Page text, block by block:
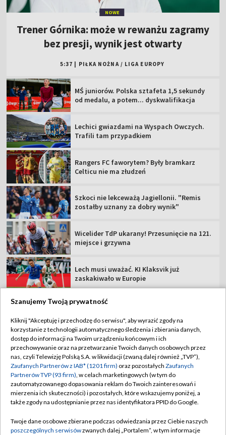
NOWE
Trener Górnika: może w rewanżu zagramy
bez presji, wynik jest otwarty
5:37 PIŁKA NOŻNA / LIGA EUROPY
MŚ juniorów. Polska sztafeta 1,5 sekundy
od medalu, a potem... dyskwalifikacja
Lechici gwiazdami na Wyspach Owczych.
Trafili tam przypadkiem
Rangers FC faworytem? Były bramkarz
Celticu nie ma złudzeń
Szkoci nie lekceważą Jagiellonii. "Remis
zostałby uznany za dobry wynik"
Wicelider TdP ukarany! Przesunięcie na 121.
miejsce i grzywna
Lech musi uważać. KI Klaksvik już
zaskakiwało w Europie
TVP
Abonament TVP
Sklep TVP
Biuro Reklamy
Oferta Handlowa
Emisja w TVP
Regulamin TVP
Polityka prywatności
Moje zgody
Biuro reklamy
Szanujemy Twoją prywatność
Kliknij "Akceptuję i przechodzę do serwisu", aby wyrazić zgody na
korzystanie z technologii automatycznego śledzenia i zbierania danych,
dostęp do informacji na Twoim urządzeniu końcowym i ich
przechowywanie oraz na przetwarzanie Twoich danych osobowych przez
nas, czyli Telewizję Polską S.A. w likwidacji (zwaną dalej również „TVP”),
Zaufanych Partnerów z IAB* (1201 firm) oraz pozostałych Zaufanych
Partnerów TVP (93 firm), w celach marketingowych (w tym do
zautomatyzowanego dopasowania reklam do Twoich zainteresowań i
mierzenia ich skuteczności) i pozostałych, które wskazujemy poniżej, a
także zgody na udostępnianie przez nas identyfikatora PPID do Google.
Twoje dane osobowe zbierane podczas odwiedzania przez Ciebie naszych
poszczególnych serwisówzwanych dalej „Portalem”, w tym informacje